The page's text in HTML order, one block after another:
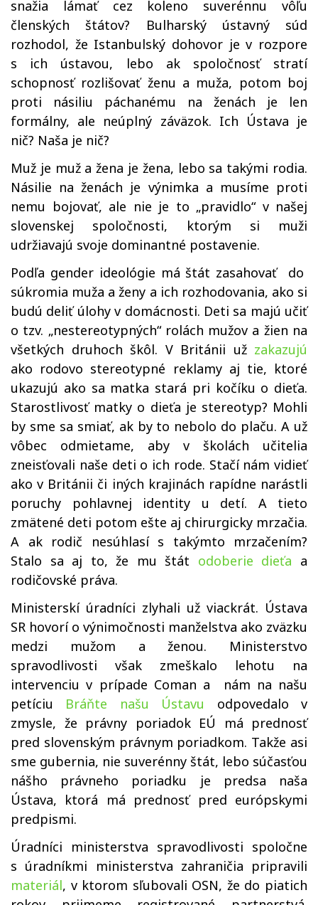
snažia lámať cez koleno suverénnu vôľu
členských štátov? Bulharský ústavný súd
rozhodol, že Istanbulský dohovor je v rozpore
s ich ústavou, lebo ak spoločnosť stratí
schopnosť rozlišovať ženu a muža, potom boj
proti násiliu páchanému na ženách je len
formálny, ale neúplný záväzok. Ich Ústava je
nič? Naša je nič?
Muž je muž a žena je žena, lebo sa takými rodia.
Násilie na ženách je výnimka a musíme proti
nemu bojovať, ale nie je to „pravidlo“ v našej
slovenskej spoločnosti, ktorým si muži
udržiavajú svoje dominantné postavenie.
Podľa gender ideológie má štát zasahovať do
súkromia muža a ženy a ich rozhodovania, ako si
budú deliť úlohy v domácnosti. Deti sa majú učiť
o tzv. „nestereotypných“ rolách mužov a žien na
všetkých druhoch škôl. V Británii už zakazujú
ako rodovo stereotypné reklamy aj tie, ktoré
ukazujú ako sa matka stará pri kočíku o dieťa.
Starostlivosť matky o dieťa je stereotyp? Mohli
by sme sa smiať, ak by to nebolo do plaču. A už
vôbec odmietame, aby v školách učitelia
zneisťovali naše deti o ich rode. Stačí nám vidieť
ako v Británii či iných krajinách rapídne narástli
poruchy pohlavnej identity u detí. A tieto
zmätené deti potom ešte aj chirurgicky mrzačia.
A ak rodič nesúhlasí s takýmto mrzačením?
Stalo sa aj to, že mu štát odoberie dieťa a
rodičovské práva.
Ministerskí úradníci zlyhali už viackrát. Ústava
SR hovorí o výnimočnosti manželstva ako zväzku
medzi mužom a ženou. Ministerstvo
spravodlivosti však zmeškalo lehotu na
intervenciu v prípade Coman a nám na našu
petíciu Bráňte našu Ústavu odpovedalo v
zmysle, že právny poriadok EÚ má prednosť
pred slovenským právnym poriadkom. Takže asi
sme gubernia, nie suverénny štát, lebo súčasťou
nášho právneho poriadku je predsa naša
Ústava, ktorá má prednosť pred európskymi
predpismi.
Úradníci ministerstva spravodlivosti spoločne
s úradníkmi ministerstva zahraničia pripravili
materiál, v ktorom sľubovali OSN, že do piatich